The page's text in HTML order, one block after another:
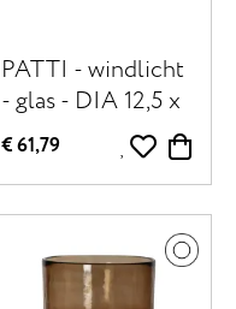
PATTI - windlicht
- glas - DIA 12,5 x
H 20 cm -
transparant
€ 61,79